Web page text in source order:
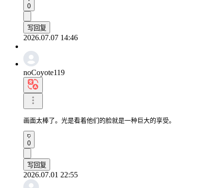
0
写回复
2026.07.07 14:46
noCoyote119
画面太棒了。光是看着他们的脸就是一种巨大的享受。
0
写回复
2026.07.01 22:55